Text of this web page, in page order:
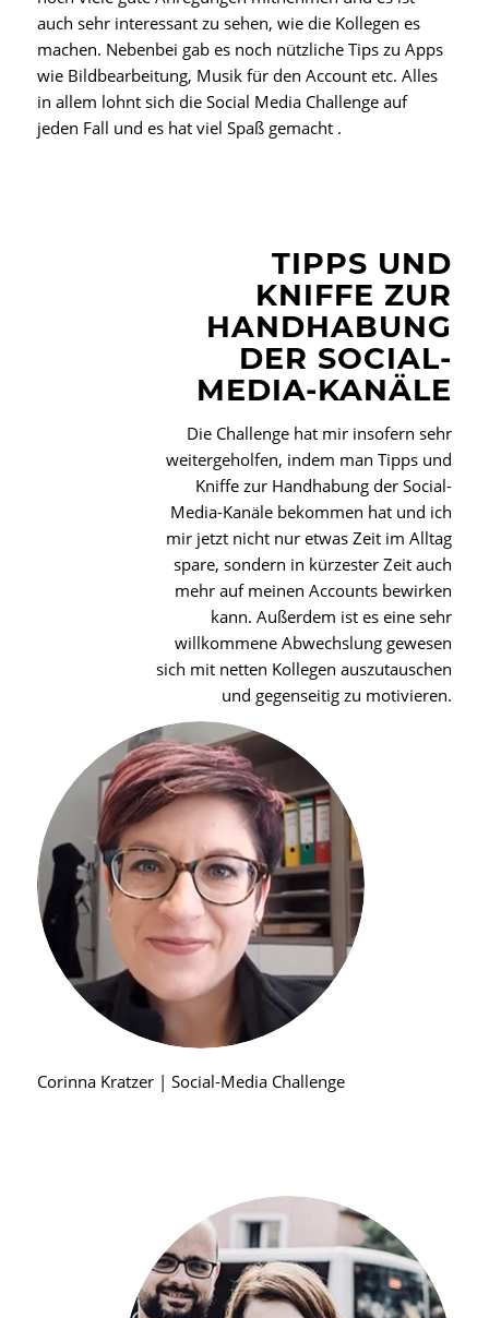
auch sehr interessant zu sehen, wie die Kollegen es
machen. Nebenbei gab es noch nützliche Tips zu Apps
wie Bildbearbeitung, Musik für den Account etc. Alles
in allem lohnt sich die Social Media Challenge auf
jeden Fall und es hat viel Spaß gemacht .
TIPPS UND
KNIFFE ZUR
HANDHABUNG
DER SOCIAL-
MEDIA-KANÄLE
Die Challenge hat mir insofern sehr
weitergeholfen, indem man Tipps und
Kniffe zur Handhabung der Social-
Media-Kanäle bekommen hat und ich
mir jetzt nicht nur etwas Zeit im Alltag
spare, sondern in kürzester Zeit auch
mehr auf meinen Accounts bewirken
kann. Außerdem ist es eine sehr
willkommene Abwechslung gewesen
sich mit netten Kollegen auszutauschen
und gegenseitig zu motivieren.
Corinna Kratzer | Social-Media Challenge